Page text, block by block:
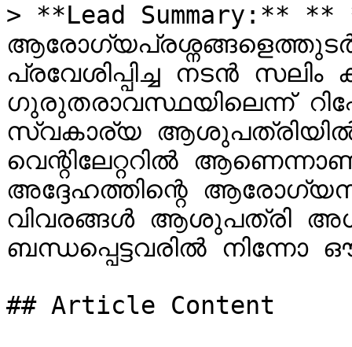
> **Lead Summary:**
പ്രവേശിപ്പിച്ച നടൻ
ഗുരുതരാവസ്ഥയിലെന്ന്
സ്വകാര്യ ആശുപത്രിയിൽ
വെന്റിലേറ്ററിൽ
അദ്ദേഹത്തിന്റെ
വിവരങ്ങൾ ആശുപത്രി
ബന്ധപ്പെട്ടവരിൽ നിന്നോ
## Article Content